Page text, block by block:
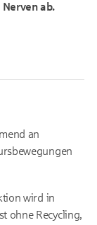
ab.
an
wird in
ohne Recycling,